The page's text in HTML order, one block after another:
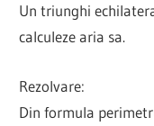
Un triunghi
calculeze aria sa.
Rezolvare:
Din formula